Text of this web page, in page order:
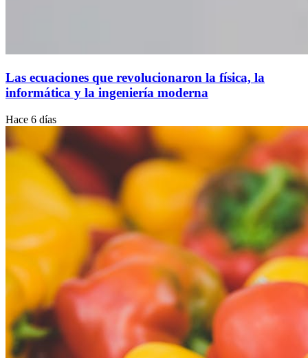
Las ecuaciones que revolucionaron la física, la
informática y la ingeniería moderna
Hace 6 días